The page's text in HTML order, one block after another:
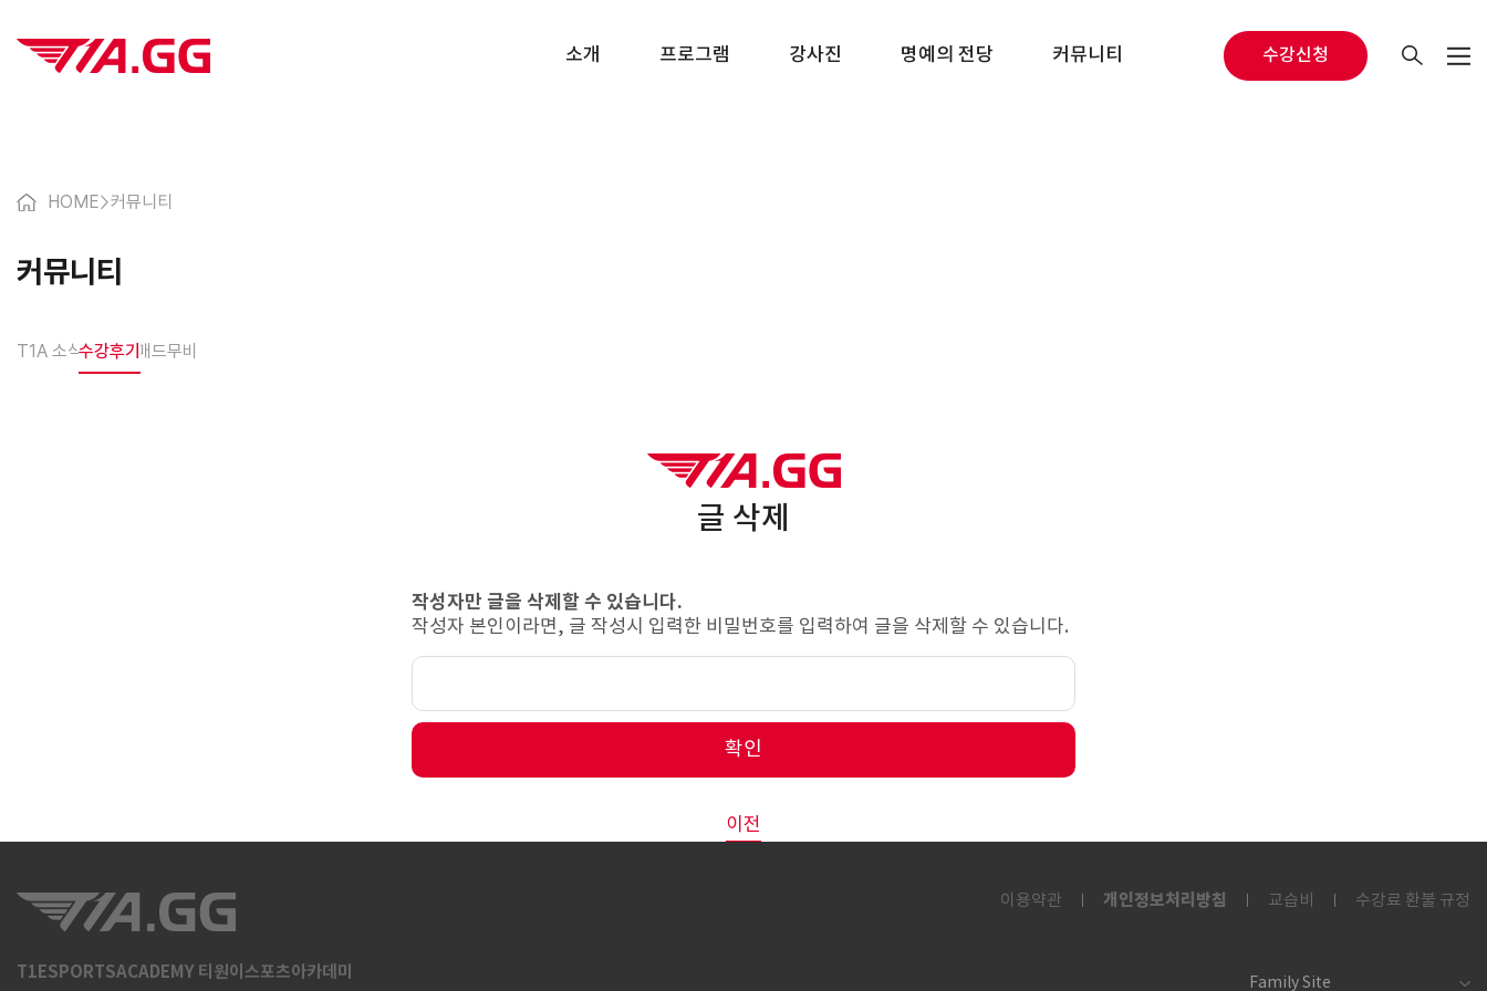
소개 프로그램 강사진 명예의 전당 커뮤니티 수강신청
HOME>커뮤니티
커뮤니티
T1A 소식수강후기 매드무비
글 삭제
작성자만 글을 삭제할 수 있습니다.
작성자 본인이라면, 글 작성시 입력한 비밀번호를 입력하여 글을 삭제할 수 있습니다.
확인
이전
이용약관 개인정보처리방침 교습비 수강료 환불 규정
T1ESPORTSACADEMY 티원이스포츠아카데미